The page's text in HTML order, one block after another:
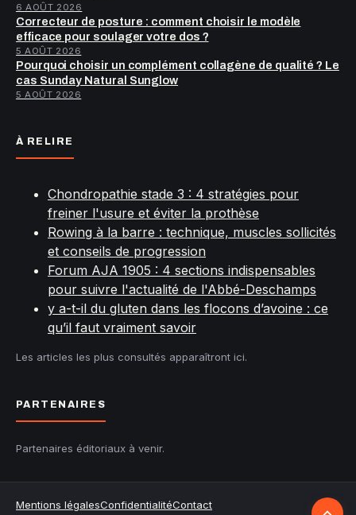
6 AOÛT 2026
Correcteur de posture : comment choisir le modèle
efficace pour soulager votre dos ?
5 AOÛT 2026
Pourquoi choisir un complément collagène de qualité ? Le
cas Sunday Natural Sunglow
5 AOÛT 2026
À RELIRE
Chondropathie stade 3 : 4 stratégies pour
freiner l'usure et éviter la prothèse
Rowing à la barre : technique, muscles sollicités
et conseils de progression
Forum AJA 1905 : 4 sections indispensables
pour suivre l'actualité de l'Abbé-Deschamps
y a-t-il du gluten dans les flocons d’avoine : ce
qu’il faut vraiment savoir
Les articles les plus consultés apparaîtront ici.
PARTENAIRES
Partenaires éditoriaux à venir.
Mentions légalesConfidentialitéContact